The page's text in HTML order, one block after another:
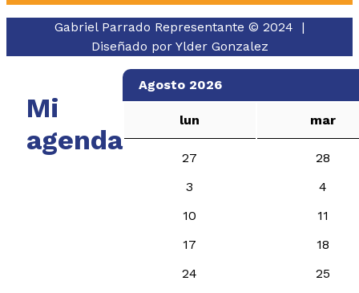
Gabriel Parrado Representante © 2024 |
Diseñado por Ylder Gonzalez
Mi
agenda
Agosto 2026
lun mar
27
28
3
4
10
11
17
18
24
25